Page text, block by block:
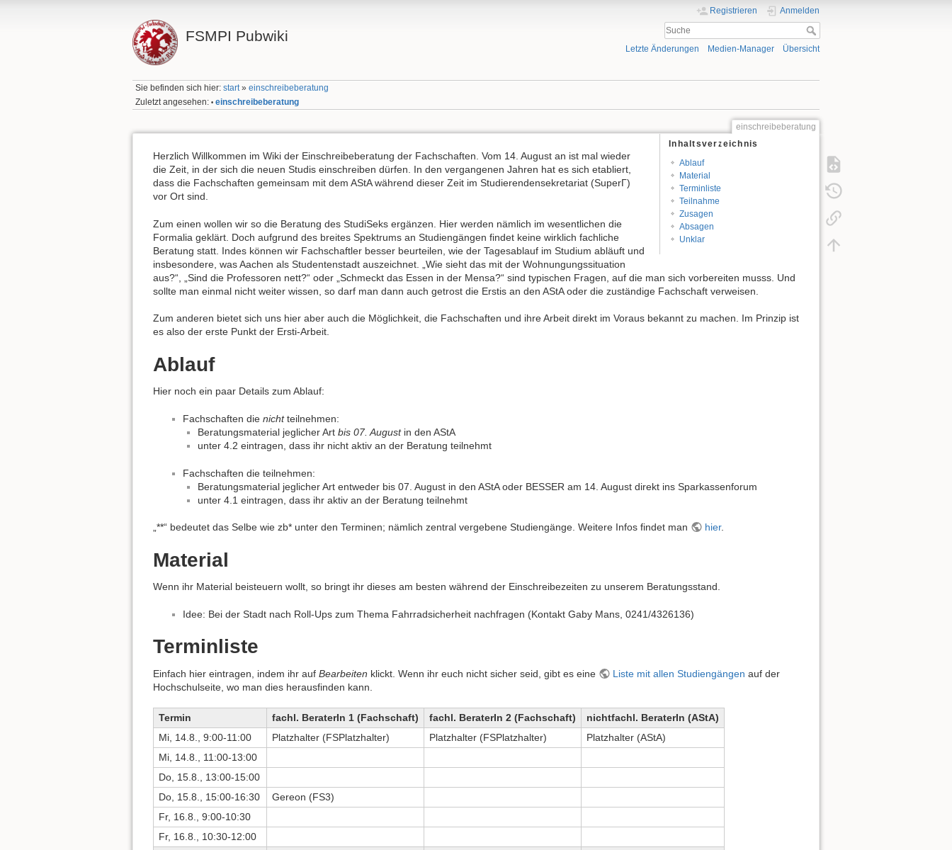
FSMPI Pubwiki
Registrieren Anmelden
Letzte Änderungen Medien-Manager Übersicht
Sie befinden sich hier:start»einschreibeberatung
Zuletzt angesehen: • einschreibeberatung
einschreibeberatung
Inhaltsverzeichnis
Ablauf
Material
Terminliste
Teilnahme
Zusagen
Absagen
Unklar
Herzlich Willkommen im Wiki der Einschreibeberatung der Fachschaften. Vom 14. August an ist mal wieder
die Zeit, in der sich die neuen Studis einschreiben dürfen. In den vergangenen Jahren hat es sich etabliert,
dass die Fachschaften gemeinsam mit dem AStA während dieser Zeit im Studierendensekretariat (SuperΓ)
vor Ort sind.
Zum einen wollen wir so die Beratung des StudiSeks ergänzen. Hier werden nämlich im wesentlichen die
Formalia geklärt. Doch aufgrund des breites Spektrums an Studiengängen findet keine wirklich fachliche
Beratung statt. Indes können wir Fachschaftler besser beurteilen, wie der Tagesablauf im Studium abläuft und
insbesondere, was Aachen als Studentenstadt auszeichnet. „Wie sieht das mit der Wohnungungssituation
aus?“, „Sind die Professoren nett?“ oder „Schmeckt das Essen in der Mensa?“ sind typischen Fragen, auf die man sich vorbereiten musss. Und
sollte man einmal nicht weiter wissen, so darf man dann auch getrost die Erstis an den AStA oder die zuständige Fachschaft verweisen.
Zum anderen bietet sich uns hier aber auch die Möglichkeit, die Fachschaften und ihre Arbeit direkt im Voraus bekannt zu machen. Im Prinzip ist
es also der erste Punkt der Ersti-Arbeit.
Ablauf
Hier noch ein paar Details zum Ablauf:
Fachschaften die nichtteilnehmen:
Beratungsmaterial jeglicher Art bis 07. Augustin den AStA
unter 4.2 eintragen, dass ihr nicht aktiv an der Beratung teilnehmt
Fachschaften die teilnehmen:
Beratungsmaterial jeglicher Art entweder bis 07. August in den AStA oder BESSER am 14. August direkt ins Sparkassenforum
unter 4.1 eintragen, dass ihr aktiv an der Beratung teilnehmt
„**“ bedeutet das Selbe wie zb* unter den Terminen; nämlich zentral vergebene Studiengänge. Weitere Infos findet man hier.
Material
Wenn ihr Material beisteuern wollt, so bringt ihr dieses am besten während der Einschreibezeiten zu unserem Beratungsstand.
Idee: Bei der Stadt nach Roll-Ups zum Thema Fahrradsicherheit nachfragen (Kontakt Gaby Mans, 0241/4326136)
Terminliste
Einfach hier eintragen, indem ihr auf Bearbeiten klickt. Wenn ihr euch nicht sicher seid, gibt es eine Liste mit allen Studiengängen auf der
Hochschulseite, wo man dies herausfinden kann.
Termin fachl. BeraterIn 1 (Fachschaft) fachl. BeraterIn 2 (Fachschaft)
nichtfachl. BeraterIn (AStA)
Mi, 14.8., 9:00-11:00
Platzhalter (FSPlatzhalter) Platzhalter (FSPlatzhalter)
Platzhalter (AStA)
Mi, 14.8., 11:00-13:00
Do, 15.8., 13:00-15:00
Do, 15.8., 15:00-16:30
Gereon (FS3)
Fr, 16.8., 9:00-10:30
Fr, 16.8., 10:30-12:00